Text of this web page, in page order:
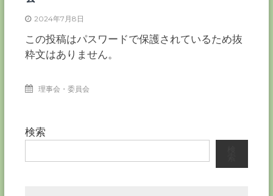
2024年7月8日
この投稿はパスワードで保護されているため抜
粋文はありません。
理事会・委員会
検索